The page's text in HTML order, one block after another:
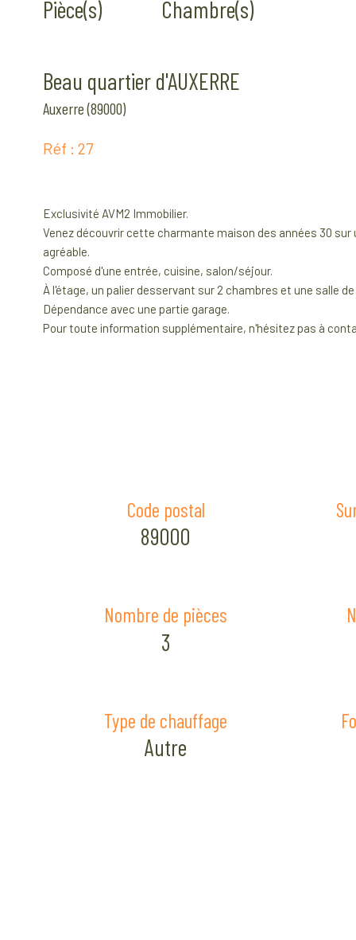
Pièce(s) Chambre(s)
Beau quartier d'AUXERRE
Auxerre (89000)
Réf : 27
Exclusivité AVM2 Immobilier.
Venez découvrir cette charmante maison des années 30
agréable.
Composé d'une entrée, cuisine, salon/séjour.
À l'étage, un palier desservant sur 2 chambres et une salle de
Dépendance avec une partie garage.
Pour toute information supplémentaire, n'hésitez pas à
Code postal
89000
Nombre de pièces
3
Type de chauffage
Autre